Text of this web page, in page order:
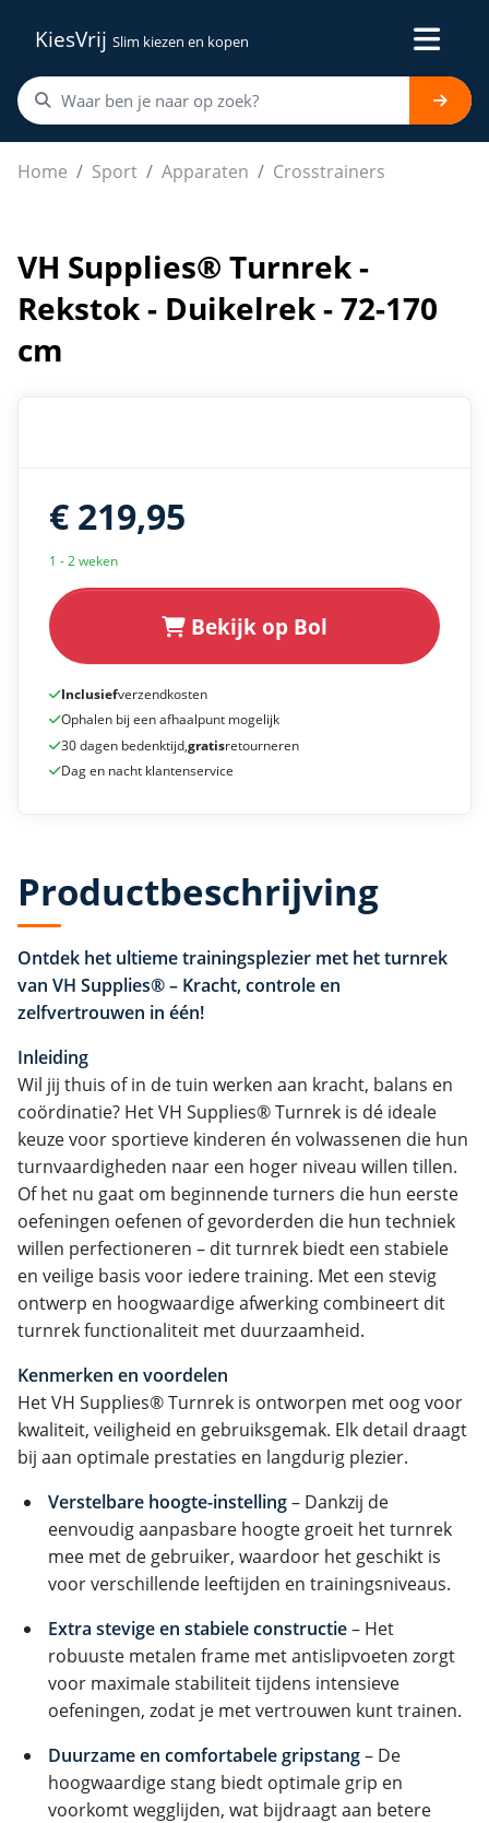
KiesVrij Slim kiezen en kopen
Home Sport Apparaten Crosstrainers
VH Supplies® Turnrek - Rekstok - Duikelrek - 72-170 cm
VH Supplies® Turnrek -
Rekstok - Duikelrek - 72-170
cm
€ 219,95
1 - 2 weken
Bekijk op Bol
Inclusiefverzendkosten
Ophalen bij een afhaalpunt mogelijk
30 dagen bedenktijd,gratisretourneren
Dag en nacht klantenservice
Productbeschrijving
Ontdek het ultieme trainingsplezier met het turnrek
van VH Supplies® – Kracht, controle en
zelfvertrouwen in één!
Inleiding
Wil jij thuis of in de tuin werken aan kracht, balans en
coördinatie? Het VH Supplies® Turnrek is dé ideale
keuze voor sportieve kinderen én volwassenen die hun
turnvaardigheden naar een hoger niveau willen tillen.
Of het nu gaat om beginnende turners die hun eerste
oefeningen oefenen of gevorderden die hun techniek
willen perfectioneren – dit turnrek biedt een stabiele
en veilige basis voor iedere training. Met een stevig
ontwerp en hoogwaardige afwerking combineert dit
turnrek functionaliteit met duurzaamheid.
Kenmerken en voordelen
Het VH Supplies® Turnrek is ontworpen met oog voor
kwaliteit, veiligheid en gebruiksgemak. Elk detail draagt
bij aan optimale prestaties en langdurig plezier.
Verstelbare hoogte-instelling– Dankzij de
eenvoudig aanpasbare hoogte groeit het turnrek
mee met de gebruiker, waardoor het geschikt is
voor verschillende leeftijden en trainingsniveaus.
Extra stevige en stabiele constructie– Het
robuuste metalen frame met antislipvoeten zorgt
voor maximale stabiliteit tijdens intensieve
oefeningen, zodat je met vertrouwen kunt trainen.
Duurzame en comfortabele gripstang– De
hoogwaardige stang biedt optimale grip en
voorkomt wegglijden, wat bijdraagt aan betere